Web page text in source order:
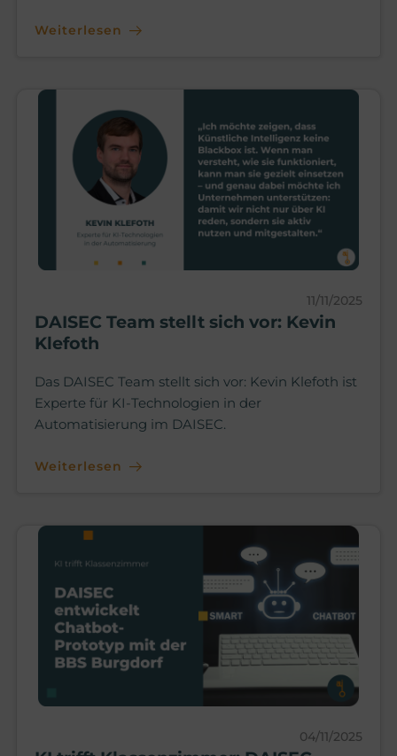
Weiterlesen
11/11/2025
DAISEC Team stellt sich vor: Kevin
Klefoth
Das DAISEC Team stellt sich vor: Kevin Klefoth ist
Experte für KI-Technologien in der
Automatisierung im DAISEC.
Weiterlesen
04/11/2025